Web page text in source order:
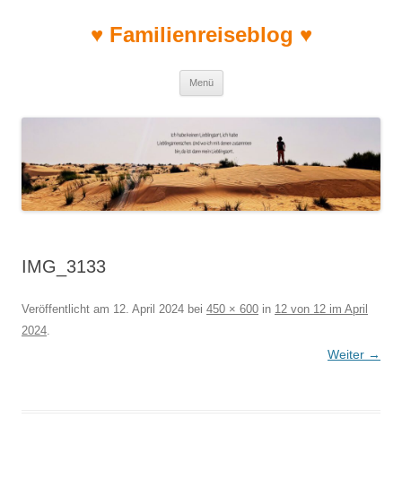
♥ Familienreiseblog ♥
Menü
IMG_3133
Veröffentlicht am 12. April 2024 bei 450 × 600 in 12 von 12 im April
2024.
Weiter →